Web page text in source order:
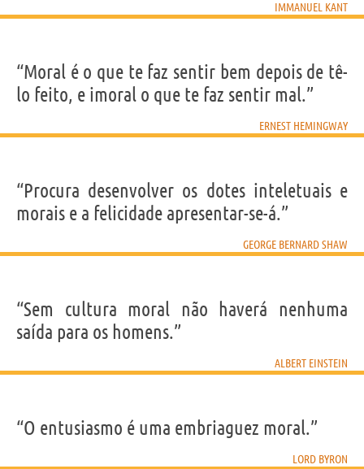
IMMANUEL KANT
“Moral é o que te faz sentir bem depois de tê-
lo feito, e imoral o que te faz sentir mal.”
ERNEST HEMINGWAY
“Procura desenvolver os dotes inteletuais e
morais e a felicidade apresentar-se-á.”
GEORGE BERNARD SHAW
“Sem cultura moral não haverá nenhuma
saída para os homens.”
ALBERT EINSTEIN
“O entusiasmo é uma embriaguez moral.”
LORD BYRON